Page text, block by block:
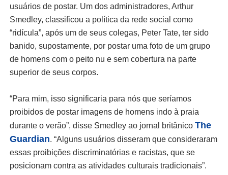
usuários de postar. Um dos administradores, Arthur
Smedley, classificou a política da rede social como
“ridícula”, após um de seus colegas, Peter Tate, ter sido
banido, supostamente, por postar uma foto de um grupo
de homens com o peito nu e sem cobertura na parte
superior de seus corpos.
“Para mim, isso significaria para nós que seríamos
proibidos de postar imagens de homens indo à praia
durante o verão”, disse Smedley ao jornal britânico The
Guardian. “Alguns usuários disseram que consideraram
essas proibições discriminatórias e racistas, que se
posicionam contra as atividades culturais tradicionais”.